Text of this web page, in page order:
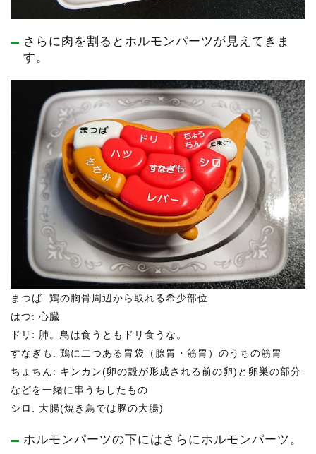
さらに肉を割るとホルモンパーツが見えてきま
す。
まつば: 鶏の胸骨周辺から取れる希少部位
はつ: 心臓
ドリ: 肺。鳥は食うともドリ食うな。
すなぎも: 鶏に二つある胃袋（腺胃・筋胃）のうちの筋胃
ちょちん: キンカン(卵の殻が形成される前の卵)と卵巣の部分
などを一緒に串うちしたもの
シロ: 大腸(焼き鳥では豚の大腸)
ホルモンパーツの下にはさらにホルモンパーツ。